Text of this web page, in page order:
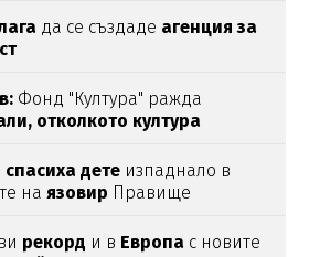
да се създаде агенция за
Фонд "Култура" ражда
отколкото култура
дете изпаднало в
наязовир Правище
рекорд и в Европа с новите